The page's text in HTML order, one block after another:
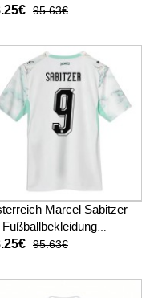
WM 2026
95.63€
Marcel Sabitzer
Fußballbekleidung
WM 2026
95.63€